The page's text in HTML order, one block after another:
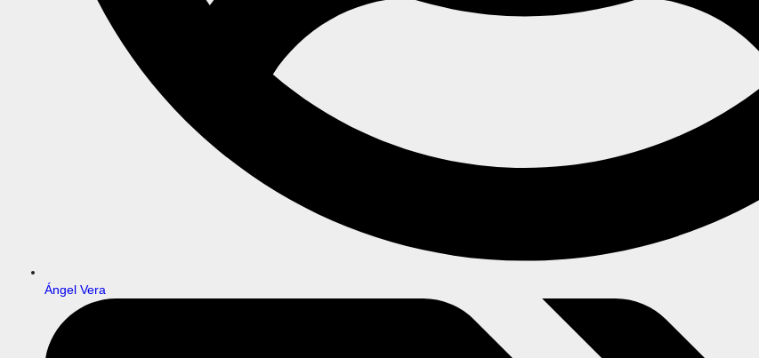
Ángel Vera